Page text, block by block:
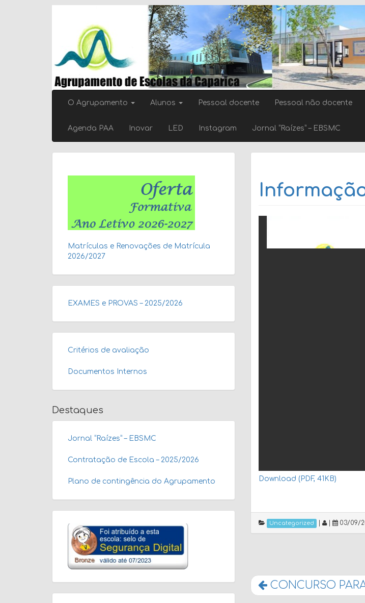
O Agrupamento Alunos Pessoal docente Pessoal não docente
Agenda PAA Inovar LED Instagram Jornal “Raízes” – EBSMC
Download (PDF, 41KB)
Uncategorized 03/09/
CONCURSO
Matrículas e Renovações de Matrícula
2026/2027
EXAMES e PROVAS – 2025/2026
Critérios de avaliação
Documentos Internos
Destaques
Jornal “Raízes” – EBSMC
Contratação de Escola – 2025/2026
Plano de contingência do Agrupamento